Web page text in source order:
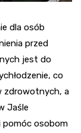
dla osób
przed
jest do
co
zdrowotnych, a
Jaśle
pomóc osobom